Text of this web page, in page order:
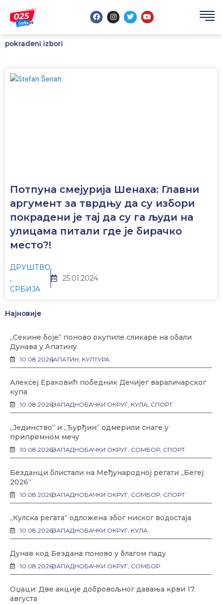
садржај
F
a
e
I
n
t
T
w
t
Y
o
t
pokradeni izbori
Потпуна смејурија Шенаха: Главни
аргумент за тврдњу да су избори
покрадени је тај да су га људи на
улицама питали где је бирачко
место?!
ДРУШТВО
,
СРБИЈА
25.01.2024
Најновије
„Секине боје“ поново окупиле сликаре на обали
Дунава у Апатину
10.08.2026АПАТИН, КУЛТУРА
Алексеј Ераковић победник Дечијег вараличарског
купа
10.08.2026ЗАПАДНОБАЧКИ ОКРУГ, КУЛА, СПОРТ
„Јединство“ и „Ђурђин“ одмерили снаге у
припремном мечу
10.08.2026ЗАПАДНОБАЧКИ ОКРУГ, СОМБОР, СПОРТ
Безданци блистали на Међународној регати „Бегеј
2026“
10.08.2026ЗАПАДНОБАЧКИ ОКРУГ, СОМБОР, СПОРТ
„Кулска регата“ одложена због ниског водостаја
10.08.2026ЗАПАДНОБАЧКИ ОКРУГ, КУЛА
Дунав код Бездана поново у благом паду
10.08.2026ЗАПАДНОБАЧКИ ОКРУГ, СОМБОР
Оџаци: Две акције добровољног давања крви 17.
августа